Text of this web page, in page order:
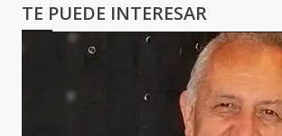
TE PUEDE INTERESAR